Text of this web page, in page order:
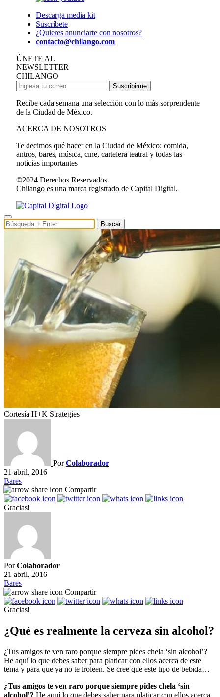
Descarga media kit
Suscríbete
¿Quieres anunciarte con nosotros?
contacto@chilango.com
ÚNETE AL
NEWSLETTER
CHILANGO
Suscribirme
Recibe cada semana una selección con lo más sorprendente
de la Ciudad de México.
ACERCA DE NOSOTROS
Te decimos qué hacer en la Ciudad de México: comida,
antros, bares, música, cine, cartelera teatral y todas las
noticias importantes
©2024 Derechos Reservados
Chilango es una marca registrado de Capital Digital.
Buscar
Cortesía H+K Strategies
PorColaborador
21 abril, 2016
Bares
Compartir
Gracias!
PorColaborador
21 abril, 2016
Bares
Compartir
Gracias!
¿Qué es realmente la cerveza sin alcohol?
¿Tus amigos te ven raro porque siempre pides chela ‘sin alcohol’?
He aquí lo que debes saber para platicar con ellos acerca de este
tema y para que ya no te troleen. Se cree que este tipo de bebida…
¿Tus amigos te ven raro porque siempre pides chela ‘sin
alcohol’? He aquí lo que debes saber para platicar con ellos acerca